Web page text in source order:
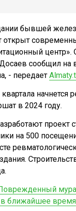
бывшей
открыт
центр».
сообщил на
- передает
начнется
в 2024 году.
проект
на 500
ближайшее время